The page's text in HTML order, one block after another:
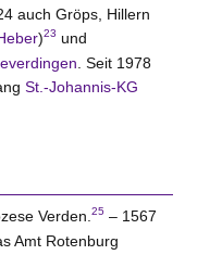
auch Gröps, Hillern
)23 und
. Seit 1978
St.-Johannis-KG
Verden. 25– 1567
Amt Rotenburg